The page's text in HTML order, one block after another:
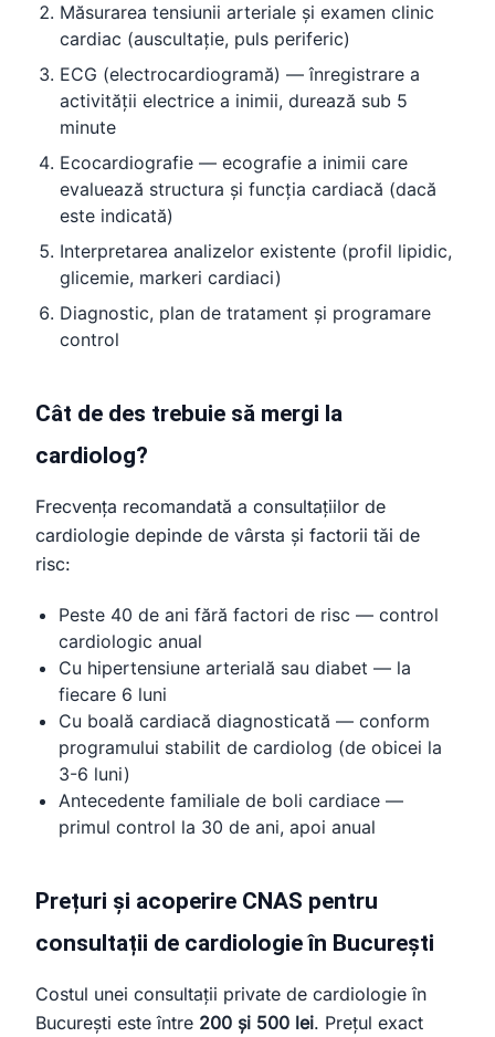
Măsurarea tensiunii arteriale și examen clinic
cardiac (auscultație, puls periferic)
ECG (electrocardiogramă) — înregistrare a
activității electrice a inimii, durează sub 5
minute
Ecocardiografie — ecografie a inimii care
evaluează structura și funcția cardiacă (dacă
este indicată)
Interpretarea analizelor existente (profil lipidic,
glicemie, markeri cardiaci)
Diagnostic, plan de tratament și programare
control
Cât de des trebuie să mergi la
cardiolog?
Frecvența recomandată a consultațiilor de
cardiologie depinde de vârsta și factorii tăi de
risc:
Peste 40 de ani fără factori de risc — control
cardiologic anual
Cu hipertensiune arterială sau diabet — la
fiecare 6 luni
Cu boală cardiacă diagnosticată — conform
programului stabilit de cardiolog (de obicei la
3-6 luni)
Antecedente familiale de boli cardiace —
primul control la 30 de ani, apoi anual
Prețuri și acoperire CNAS pentru
consultații de cardiologie în București
Costul unei consultații private de cardiologie în
București este între 200 și 500 lei. Prețul exact